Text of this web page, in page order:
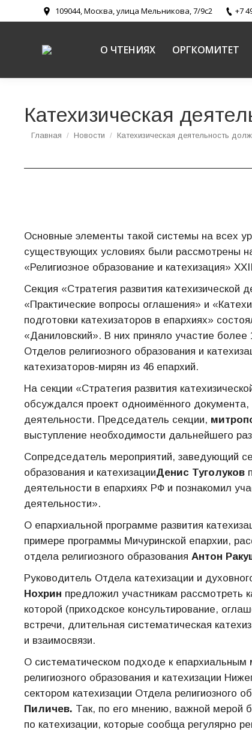
109044, Москва, улица Мельникова, 7/9с2 +7
О ЧТЕНИЯХ ОРГКОМИТЕТ
Катехизическая
Вы здесь:
Главная Новости Катехизическая деятельность
Основные элементы такой системы на всех
существующих условиях были рассмотрены
«Религиозное образование и катехизация»
Секция «Стратегия развития
«Практические вопросы оглашения» и
подготовки катехизаторов в епархиях»
«Даниловский». В них приняло участие более
Отделов религиозного образования и
катехизаторов-мирян из 46 епархий.
На секции «Стратегия развития
обсуждался проект одноимённого документа,
деятельности. Председатель секции,
выступление необходимости дальнейшего
Сопредседатель мероприятий, заведующий
образования и катехизацииДенис Туголуков
деятельности в епархиях РФ и познакомил
деятельности».
О епархиальной программе развития
примере программы Мичуринской епархии,
отдела религиозного образования Антон
Руководитель Отдела катехизации и
Нохрин предложил участникам рассмотреть
которой (приходское консультирование,
встречи, длительная систематическая
и взаимосвязи.
О систематическом подходе к епархиальным
религиозного образования и катехизации
сектором катехизации Отдела религиозного
Пиличев. Так, по его мнению, важной мерой
по катехизации, которые сообща регулярно